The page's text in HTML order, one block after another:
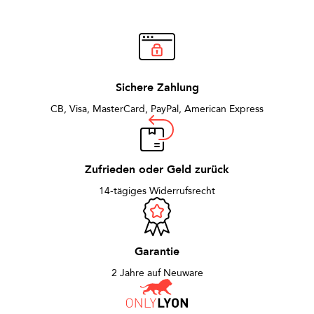
Sichere Zahlung
CB, Visa, MasterCard, PayPal, American Express
Zufrieden oder Geld zurück
14-tägiges Widerrufsrecht
Garantie
2 Jahre auf Neuware